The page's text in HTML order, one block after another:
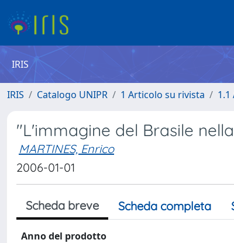
IRIS
IRIS Catalogo UNIPR 1 Articolo su rivista
"L'immagine del Brasile
MARTINES, Enrico
2006-01-01
Scheda breve Scheda completa
Anno del prodotto